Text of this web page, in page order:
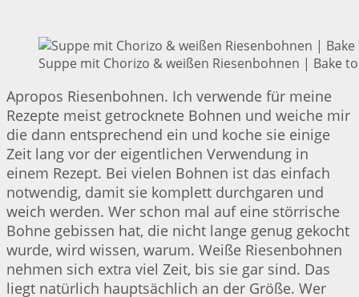
Suppe mit Chorizo & weißen Riesenbohnen | Bake
Apropos Riesenbohnen. Ich verwende für meine
Rezepte meist getrocknete Bohnen und weiche mir
die dann entsprechend ein und koche sie einige
Zeit lang vor der eigentlichen Verwendung in
einem Rezept. Bei vielen Bohnen ist das einfach
notwendig, damit sie komplett durchgaren und
weich werden. Wer schon mal auf eine störrische
Bohne gebissen hat, die nicht lange genug gekocht
wurde, wird wissen, warum. Weiße Riesenbohnen
nehmen sich extra viel Zeit, bis sie gar sind. Das
liegt natürlich hauptsächlich an der Größe. Wer